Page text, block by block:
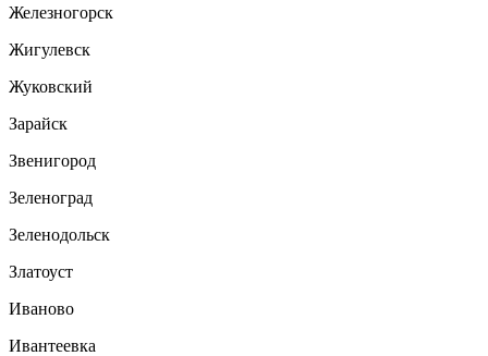
Железногорск
Жигулевск
Жуковский
Зарайск
Звенигород
Зеленоград
Зеленодольск
Златоуст
Иваново
Ивантеевка